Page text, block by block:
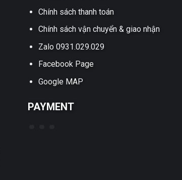
Chính sách thanh toán
Chính sách vận chuyển & giao nhận
Zalo 0931.029.029
Facebook Page
Google MAP
PAYMENT